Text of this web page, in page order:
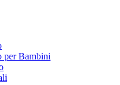
per Bambini